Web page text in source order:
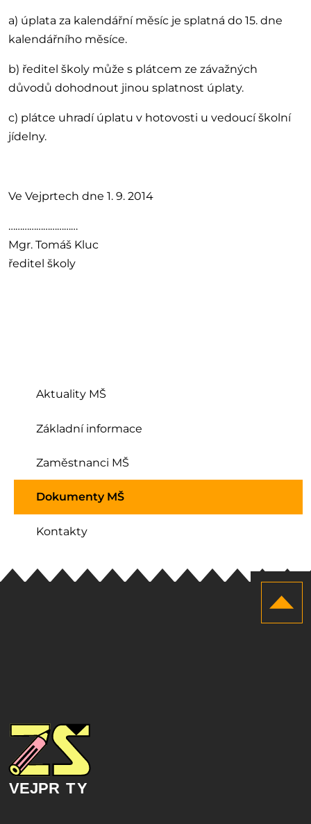
a) úplata za kalendářní měsíc je splatná do 15. dne
kalendářního měsíce.
b) ředitel školy může s plátcem ze závažných
důvodů dohodnout jinou splatnost úplaty.
c) plátce uhradí úplatu v hotovosti u vedoucí školní
jídelny.
Ve Vejprtech dne 1. 9. 2014
…………………………
Mgr. Tomáš Kluc
ředitel školy
Aktuality MŠ
Základní informace
Zaměstnanci MŠ
Dokumenty MŠ
Kontakty